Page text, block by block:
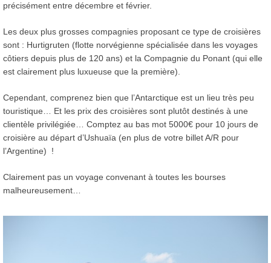
précisément entre décembre et février.
Les deux plus grosses compagnies proposant ce type de croisières
sont : Hurtigruten (flotte norvégienne spécialisée dans les voyages
côtiers depuis plus de 120 ans) et la Compagnie du Ponant (qui elle
est clairement plus luxueuse que la première).
Cependant, comprenez bien que l’Antarctique est un lieu très peu
touristique… Et les prix des croisières sont plutôt destinés à une
clientèle privilégiée… Comptez au bas mot 5000€ pour 10 jours de
croisière au départ d’Ushuaïa (en plus de votre billet A/R pour
l’Argentine) !
Clairement pas un voyage convenant à toutes les bourses
malheureusement…